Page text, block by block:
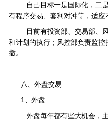
自己目标一是国际化，二
有程序交易、套利对冲等，适应
目前有投资部、交易部、
和计划的执行；风控部负责监
撤。
八、外盘交易
1、外盘
外盘每年都有些大机会，